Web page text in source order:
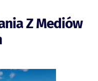
Z Mediów